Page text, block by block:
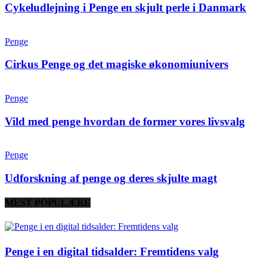
Cykeludlejning i Penge en skjult perle i Danmark
Penge
Cirkus Penge og det magiske økonomiunivers
Penge
Vild med penge hvordan de former vores livsvalg
Penge
Udforskning af penge og deres skjulte magt
MEST POPULÆRE
Penge i en digital tidsalder: Fremtidens valg